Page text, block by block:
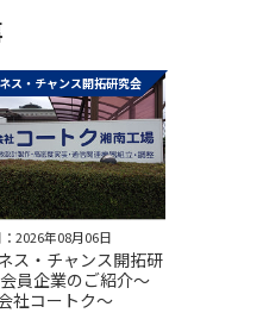
ス・チャンス開拓研究会
2026年08月06日
ス・チャンス開拓研
員企業のご紹介～
社コートク～